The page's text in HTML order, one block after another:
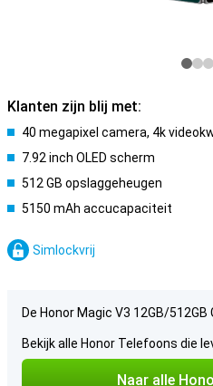
Klanten zijn blij met:
40 megapixel camera, 4k
7.92 inch OLED scherm
512 GB opslaggeheugen
5150 mAh accucapaciteit
Simlockvrij
De Honor Magic V3 12GB/
Bekijk alle Honor Telefoons die
Naar alle